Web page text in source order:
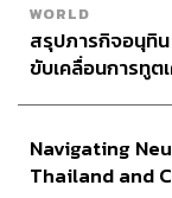
WORLD
สรุปภารกิจอนุทิน
ขับเคลื่อนการทูต
Navigating
Thailand and